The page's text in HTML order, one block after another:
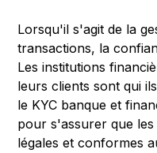
Lorsqu'il s'agit de la
transactions, la
Les institutions
leurs clients sont qui
le KYC banque et
pour s'assurer que
légales et conformes